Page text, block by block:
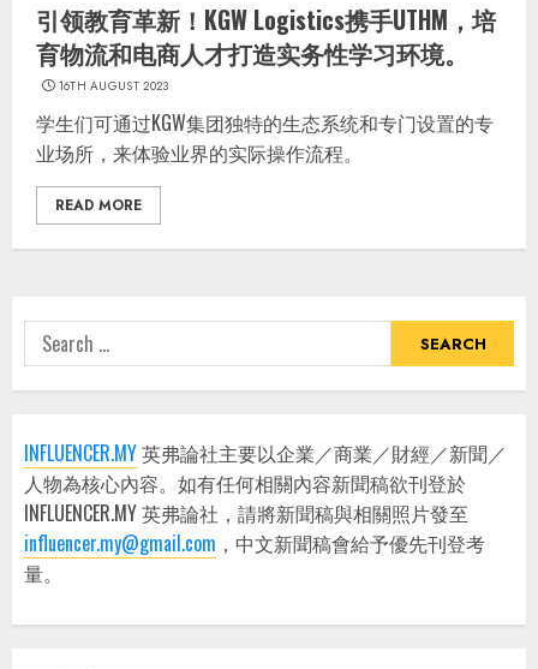
引领教育革新！KGW Logistics携手UTHM，培
育物流和电商人才打造实务性学习环境。
16TH AUGUST 2023
学生们可通过KGW集团独特的生态系统和专门设置的专
业场所，来体验业界的实际操作流程。
READ MORE
Search
for:
INFLUENCER.MY英弗論社主要以企業／商業／財經／新聞／
人物為核心內容。如有任何相關內容新聞稿欲刊登於
INFLUENCER.MY 英弗論社，請將新聞稿與相關照片發至
influencer.my@gmail.com ，中文新聞稿會給予優先刊登考
量。